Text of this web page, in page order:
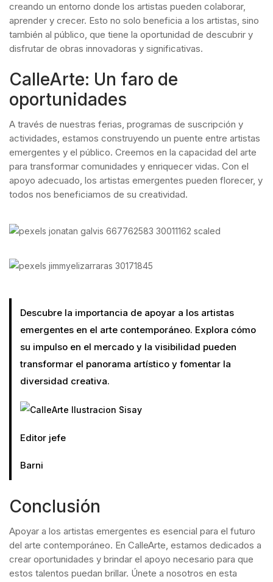
creando un entorno donde los artistas pueden colaborar,
aprender y crecer. Esto no solo beneficia a los artistas, sino
también al público, que tiene la oportunidad de descubrir y
disfrutar de obras innovadoras y significativas.
CalleArte: Un faro de
oportunidades
A través de nuestras ferias, programas de suscripción y
actividades, estamos construyendo un puente entre artistas
emergentes y el público. Creemos en la capacidad del arte
para transformar comunidades y enriquecer vidas. Con el
apoyo adecuado, los artistas emergentes pueden florecer, y
todos nos beneficiamos de su creatividad.
Descubre la importancia de apoyar a los artistas
emergentes en el arte contemporáneo. Explora cómo
su impulso en el mercado y la visibilidad pueden
transformar el panorama artístico y fomentar la
diversidad creativa.
Editor jefe
Barni
Conclusión
Apoyar a los artistas emergentes es esencial para el futuro
del arte contemporáneo. En CalleArte, estamos dedicados a
crear oportunidades y brindar el apoyo necesario para que
estos talentos puedan brillar. Únete a nosotros en esta